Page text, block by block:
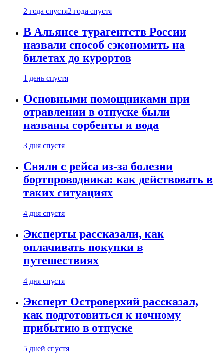
2 года спустя2 года спустя
В Альянсе турагентств России
назвали способ сэкономить на
билетах до курортов
1 день спустя
Основными помощниками при
отравлении в отпуске были
названы сорбенты и вода
3 дня спустя
Сняли с рейса из-за болезни
бортпроводника: как действовать в
таких ситуациях
4 дня спустя
Эксперты рассказали, как
оплачивать покупки в
путешествиях
4 дня спустя
Эксперт Островерхий рассказал,
как подготовиться к ночному
прибытию в отпуске
5 дней спустя